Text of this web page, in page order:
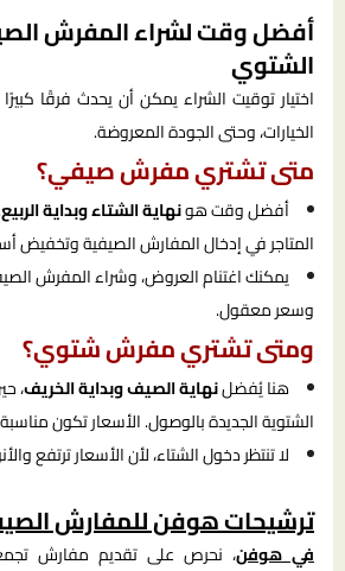
أفضل وقت لشراء المفرش
الشتوي
اختيار توقيت الشراء يمكن أن يحدث فرقًا
الخيارات، وحتى الجودة المعروضة.
متى تشتري مفرش صيفي؟
أفضل وقت هونهاية الشتاء وبداية الربيع
المتاجر في إدخال المفارش الصيفية وتخفيض
يمكنك اغتنام العروض، وشراء المفرش
وسعر معقول.
ومتى تشتري مفرش شتوي؟
هنا يُفضلنهاية الصيف وبداية الخريف،
الشتوية الجديدة بالوصول. الأسعار تكون
لا تنتظر دخول الشتاء، لأن الأسعار ترتفع
ترشيحات هوفن للمفارش
في هوفن، نحرص على تقديم مفارش تجمع